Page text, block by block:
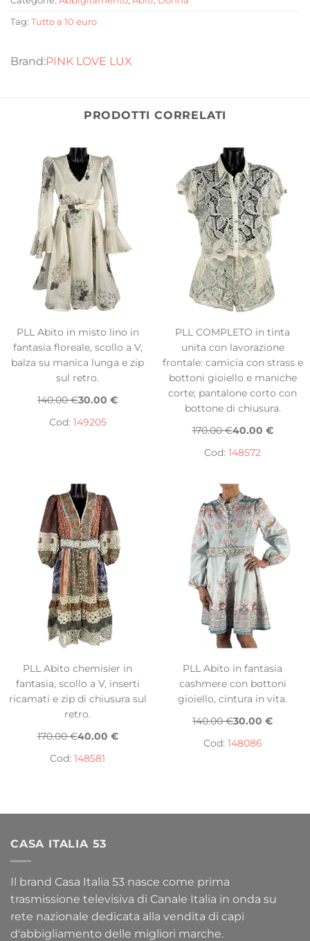
Tag: Tutto a 10 euro
PINK LOVE LUX
PRODOTTI CORRELATI
PLL Abito in misto lino in
fantasia floreale, scollo a V,
balza su manica lunga e zip
sul retro.
140.00 €30.00 €
Cod: 149205
PLL COMPLETO in tinta
unita con lavorazione
frontale: camicia con strass e
bottoni gioiello e maniche
corte; pantalone corto con
bottone di chiusura.
170.00 €40.00 €
Cod: 148572
PLL Abito chemisier in
fantasia, scollo a V, inserti
ricamati e zip di chiusura sul
retro.
170.00 €40.00 €
Cod: 148581
PLL Abito in fantasia
cashmere con bottoni
gioiello, cintura in vita.
140.00 €30.00 €
Cod: 148086
CASA ITALIA 53
Il brand Casa Italia 53 nasce come prima
trasmissione televisiva di Canale Italia in onda su
rete nazionale dedicata alla vendita di capi
d'abbigliamento delle migliori marche.